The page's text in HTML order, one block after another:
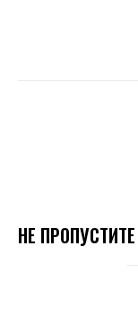
НЕ ПРОПУСТИТЕ